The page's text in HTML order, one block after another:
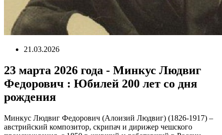
21.03.2026
23 марта 2026 года - Минкус Людвиг
Федорович : Юбилей 200 лет со дня
рождения
Минкус Людвиг Федорович (Алоизий Людвиг) (1826-1917) –
австрийский композитор, скрипач и дирижер чешского